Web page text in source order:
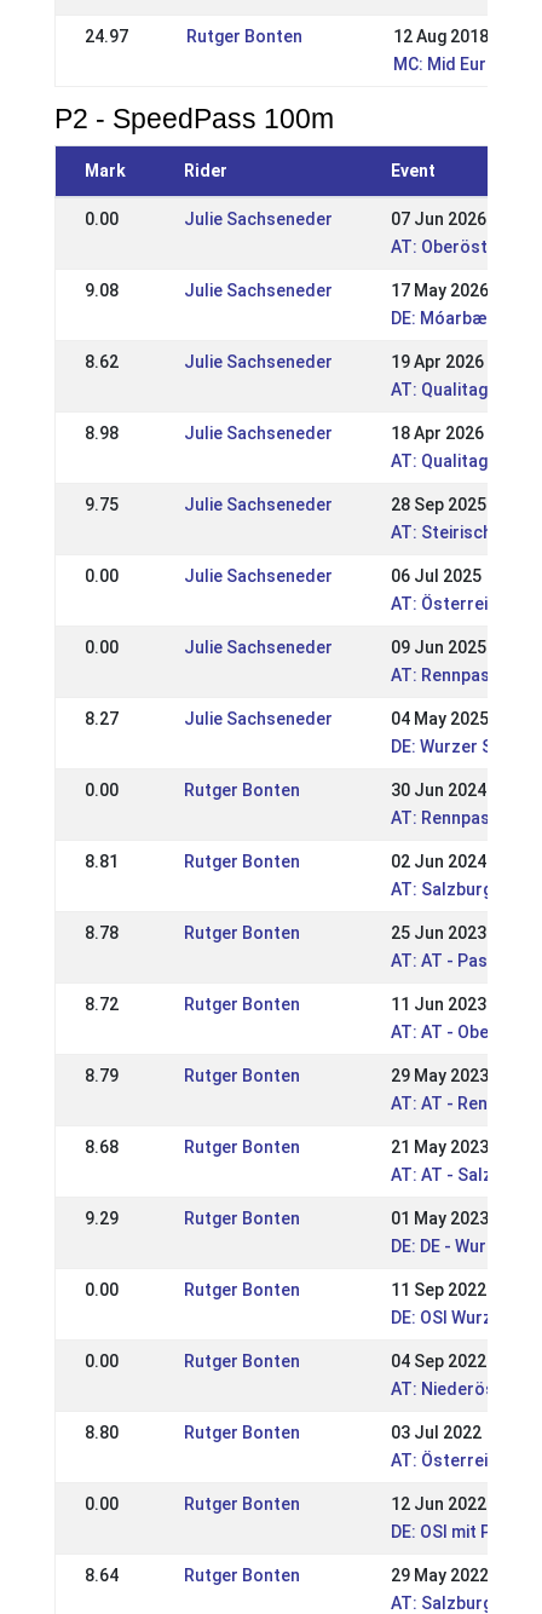
24.97 Rutger Bonten
12 Aug 2018
MC: Mid
P2 - SpeedPass 100m
Mark Rider Event
0.00 Julie Sachseneder
07 Jun 2026
AT:
9.08 Julie Sachseneder
17 May 2026
DE: Móarbær
8.62 Julie Sachseneder
19 Apr 2026
AT: Qualitag
8.98 Julie Sachseneder
18 Apr 2026
AT: Qualitag
9.75 Julie Sachseneder
28 Sep 2025
AT: Steirische
0.00 Julie Sachseneder
06 Jul 2025
AT:
0.00 Julie Sachseneder
09 Jun 2025
AT: Rennpasstage
8.27 Julie Sachseneder
04 May 2025
DE: Wurzer
0.00 Rutger Bonten
30 Jun 2024
AT: Rennpasstage
8.81 Rutger Bonten
02 Jun 2024
AT: Salzburger
8.78 Rutger Bonten
25 Jun 2023
AT: AT -
8.72 Rutger Bonten
11 Jun 2023
AT: AT -
8.79 Rutger Bonten
29 May 2023
AT: AT -
8.68 Rutger Bonten
21 May 2023
AT: AT -
9.29 Rutger Bonten
01 May 2023
DE: DE - Wurzer
0.00 Rutger Bonten
11 Sep 2022
DE: OSI Wurz &
0.00 Rutger Bonten
04 Sep 2022
AT:
8.80 Rutger Bonten
03 Jul 2022
AT:
0.00 Rutger Bonten
12 Jun 2022
DE: OSI mit
8.64 Rutger Bonten
29 May 2022
AT: Salzburger